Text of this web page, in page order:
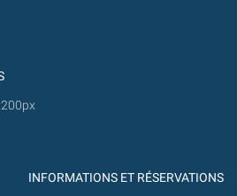
INFORMATIONS ET RÉSERVATIONS